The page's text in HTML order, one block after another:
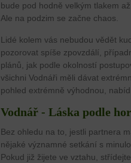
bude pod hodně velkým tlakem
Ale na podzim se začne chaos.
Lidé kolem vás nebudou vědět
pozorovat spíše zpovzdálí,
plánů, jak podle okolností
všichni Vodnáři měli dávat
pohled extrémně výhodnou,
Vodnář - Láska podle
Bez ohledu na to, jestli partnera
nějaké významné setkání s
Pokud již žijete ve vztahu,